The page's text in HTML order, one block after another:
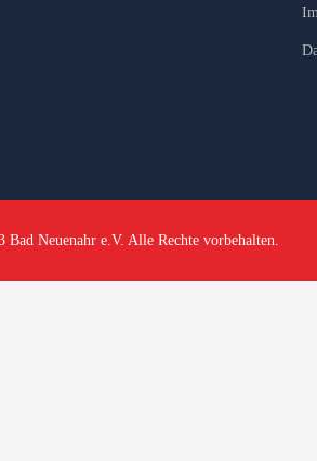
Neuenahr e.V. Alle Rechte vorbehalten.